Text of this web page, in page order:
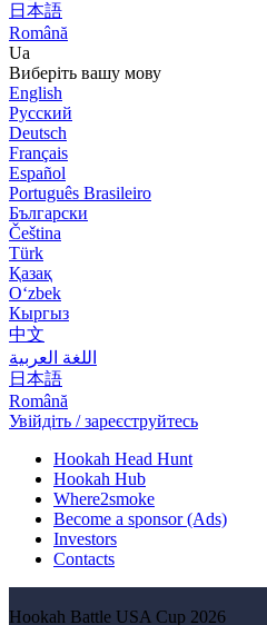
日本語
Română
Ua
Виберіть вашу мову
English
Русский
Deutsch
Français
Español
Português Brasileiro
Български
Čeština
Türk
Қазақ
Оʻzbek
Кыргыз
中文
اللغة العربية
日本語
Română
Увійдіть / зареєструйтесь
Hookah Head Hunt
Hookah Hub
Where2smoke
Become a sponsor (Ads)
Investors
Contacts
Hookah Battle USA Cup 2026